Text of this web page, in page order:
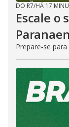
DO R7/HÁ 17
Escale o
Prepare-se